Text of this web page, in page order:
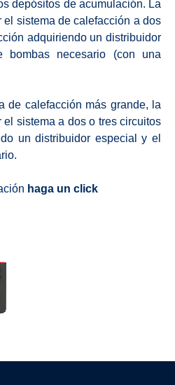
depósitos de acumulación. La
sistema de calefacción a dos
adquiriendo un distribuidor
necesario (con una
de calefacción más grande, la
sistema a dos o tres circuitos
un distribuidor especial y el
haga un click